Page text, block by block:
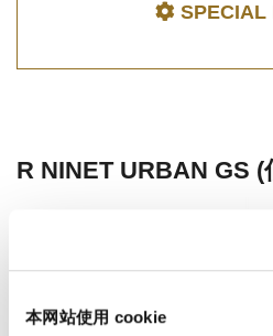
本网站使用 cookie
SPECIAL
R NINET URBAN GS (